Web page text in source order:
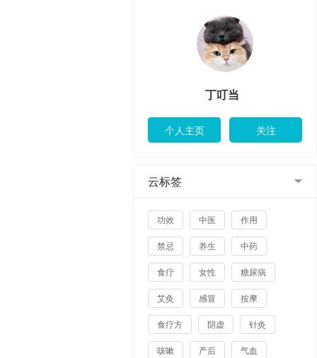
丁叮当
云标签
功效 中医 作用
禁忌 养生 中药
食疗 女性 糖尿病
艾灸 感冒 按摩
食疗方 阴虚 针灸
咳嗽 产后 气血